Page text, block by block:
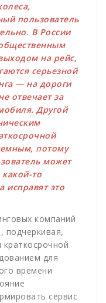
пользователь
В России
на рейс,
серьезной
— на дороги
отвечает за
Другой
потому
может
то
исправят это
компаний
подчеркивая,
для
времени
сервис